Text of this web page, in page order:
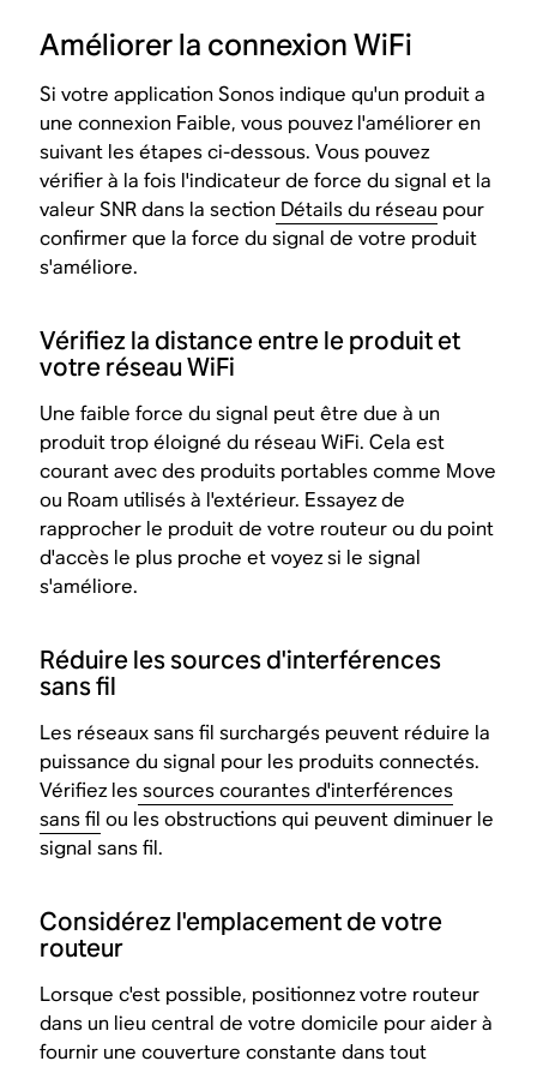
Améliorer la connexion WiFi
Si votre application Sonos indique qu'un produit a
une connexion Faible, vous pouvez l'améliorer en
suivant les étapes ci-dessous. Vous pouvez
vérifier à la fois l'indicateur de force du signal et la
valeur SNR dans la section Détails du réseau pour
confirmer que la force du signal de votre produit
s'améliore.
Vérifiez la distance entre le produit et
votre réseau WiFi
Une faible force du signal peut être due à un
produit trop éloigné du réseau WiFi. Cela est
courant avec des produits portables comme Move
ou Roam utilisés à l'extérieur. Essayez de
rapprocher le produit de votre routeur ou du point
d'accès le plus proche et voyez si le signal
s'améliore.
Réduire les sources d'interférences
sans fil
Les réseaux sans fil surchargés peuvent réduire la
puissance du signal pour les produits connectés.
Vérifiez lessources courantes d'interférences
sans fil ou les obstructions qui peuvent diminuer le
signal sans fil.
Considérez l'emplacement de votre
routeur
Lorsque c'est possible, positionnez votre routeur
dans un lieu central de votre domicile pour aider à
fournir une couverture constante dans tout